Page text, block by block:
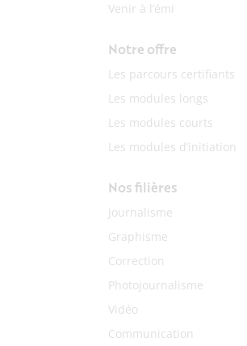
Venir à l’émi
Notre offre
Les parcours certifiants
Les modules longs
Les modules courts
Les modules d’initiation
Nos filières
Journalisme
Graphisme
Correction
Photojournalisme
Vidéo
Communication